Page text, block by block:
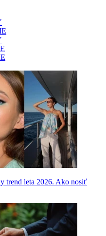
trend leta 2026. Ako nosiť